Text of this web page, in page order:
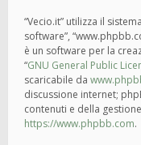
“Vecio.it” utilizza il
software”,
è un software per la
“GNU General Public
scaricabile da
discussione internet;
contenuti e della
https://www.phpbb.com.